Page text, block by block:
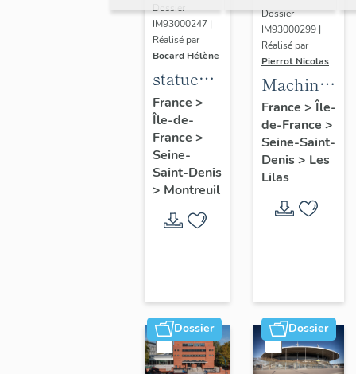
Dossier
IM93000247 |
Réalisé par
Bocard Hélène
statues
colossales
: le
discobole,
le
tennisman
France >
Île-de-
France >
Seine-
Saint-Denis
> Montreuil
Dossier
IM93000299 |
Réalisé par
Pierrot Nicolas
Machine
à
déchiqueter
et à
épurer
France > Île-
de-France >
Seine-Saint-
Denis> Les
Lilas
Dossier Dossier